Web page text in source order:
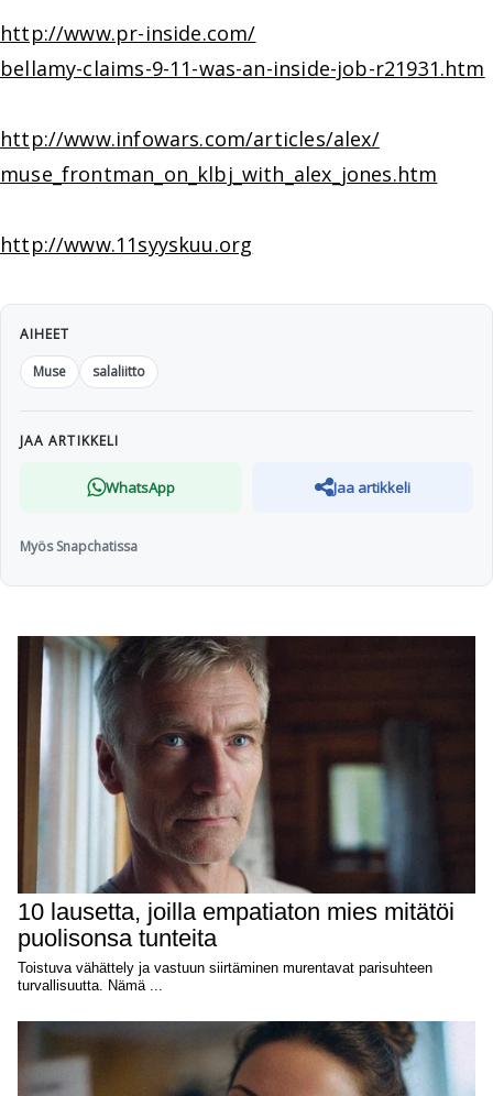
http://www.pr-inside.com/
bellamy-claims-9-11-was-an-inside-job-r21931.htm
http://www.infowars.com/articles/alex/
muse_frontman_on_klbj_with_alex_jones.htm
http://www.11syyskuu.org
AIHEET
Muse
salaliitto
JAA ARTIKKELI
WhatsApp Jaa artikkeli
Myös Snapchatissa